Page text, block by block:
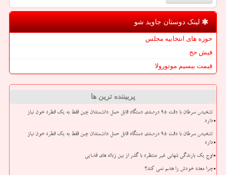
لینک دوستان جاوید شو
حوزه های انتخابیه مجلس
فیش حج
قیمت بیسیم موتورولا
پربیننده ترین ها
تشخیص سرطان با دقت ۹۵ درصدی دستگاه قابل حمل دانشمندان چین فقط به یک قطره خون نیاز
دارد
تشخیص سرطان با دقت ۹۵ درصدی دستگاه قابل حمل دانشمندان چین فقط به یک قطره خون نیاز
دارد
اوج یک بارندگی شهابی غیر منتظره با گذر از بین زباله های فضایی
چرا معده خودش را هضم نمی کند؟